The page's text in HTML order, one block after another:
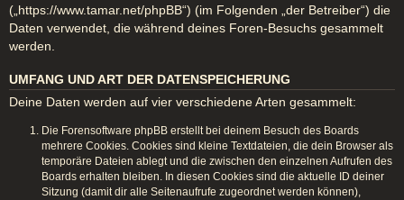
(„https://www.tamar.net/phpBB“) (im Folgenden „der Betreiber“) die
Daten verwendet, die während deines Foren-Besuchs gesammelt
werden.
UMFANG UND ART DER DATENSPEICHERUNG
Deine Daten werden auf vier verschiedene Arten gesammelt:
Die Forensoftware phpBB erstellt bei deinem Besuch des Boards
mehrere Cookies. Cookies sind kleine Textdateien, die dein Browser als
temporäre Dateien ablegt und die zwischen den einzelnen Aufrufen des
Boards erhalten bleiben. In diesen Cookies sind die aktuelle ID deiner
Sitzung (damit dir alle Seitenaufrufe zugeordnet werden können),